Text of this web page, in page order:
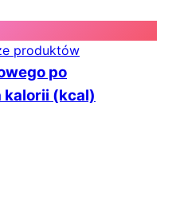
produktów
po
kalorii (kcal)